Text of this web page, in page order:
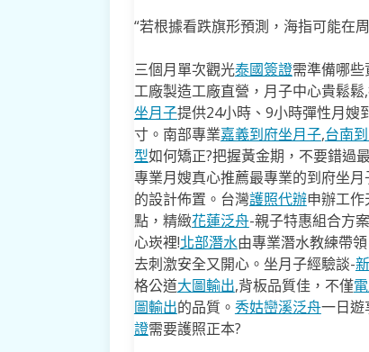
“若根據看跌旗形預測，海指可能在
三個月單次觀光泰國簽證需準備哪些
工廠製造工廠直營，月子中心貴鬆鬆
坐月子提供24小時、9小時彈性月嫂
寸。南部專業嘉義到府坐月子,台南
型如何矯正?把握黃金期，不要錯過
專業月嫂真心推薦最專業的到府坐月
的設計佈置。台灣護照代辦申辦工作
點，精緻花蓮泛舟-親子特惠組合方
心崁裡!北部潛水由專業潛水教練帶
去​刺激安全又開心。坐月子經驗談-
格公道大圖輸出,背板品質佳，不僅
圖輸出的品質。 秀姑巒溪泛舟一日遊
證需要護照正本?